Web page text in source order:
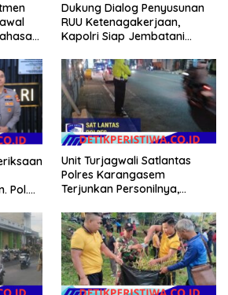
Dukung Dialog Penyusunan
RUU Ketenagakerjaan,
Kapolri Siap Jembatani
Pol.
Unit Turjagwali Satlantas
Polres Karangasem
Terjunkan Personilnya,
dan Blue Light Patrol